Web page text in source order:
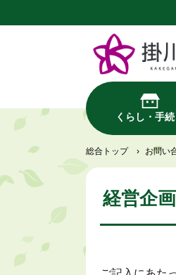
くらし・手続
総合トップ › お問い
経営企